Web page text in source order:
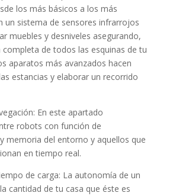
los más básicos a los más
un sistema de sensores infrarrojos
muebles y desniveles asegurando,
completa de todos las esquinas de tu
aparatos más avanzados hacen
estancias y elaborar un recorrido
En este apartado
robots con función de
memoria del entorno y aquellos que
en tiempo real.
de carga: La autonomía de un
cantidad de tu casa que éste es